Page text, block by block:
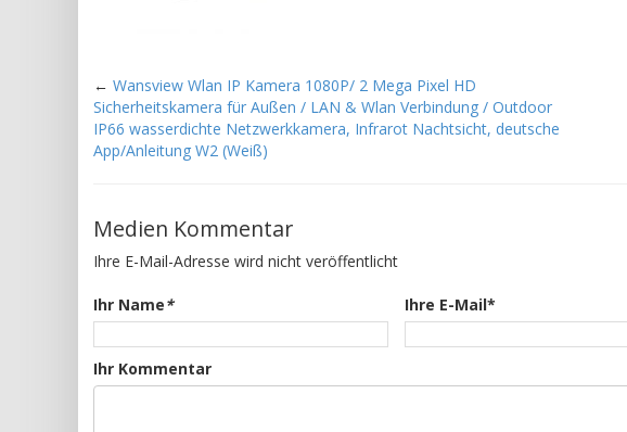
← Wansview Wlan IP Kamera 1080P/ 2 Mega Pixel HD
Sicherheitskamera für Außen / LAN & Wlan Verbindung / Outdoor
IP66 wasserdichte Netzwerkkamera, Infrarot Nachtsicht, deutsche
App/Anleitung W2 (Weiß)
Medien Kommentar
Ihre E-Mail-Adresse wird nicht veröffentlicht
Ihr Name* Ihre E-Mail*
Ihr Kommentar